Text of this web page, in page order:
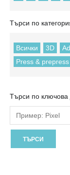
Търси по
Всички 3D
Press & prepress
Търси по ключова